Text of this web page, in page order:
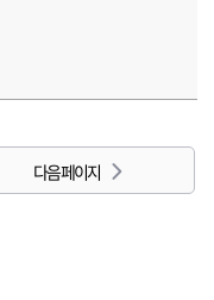
다음 페이지